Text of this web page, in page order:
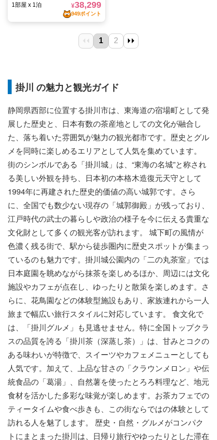
掛川 の魅力と観光ガイド
静岡県西部に位置する掛川市は、東海道の宿場町として発
展した歴史と、日本有数の茶産地としての文化が融合し
た、落ち着いた雰囲気が魅力の観光都市です。歴史とグル
メを同時に楽しめるエリアとして人気を集めています。
街のシンボルである「掛川城」は、“東海の名城”と称され
る美しい外観を持ち、日本初の本格木造復元天守として
1994年に再建された歴史的価値の高い城郭です。さら
に、全国でも数少ない現存の「城郭御殿」が残っており、
江戸時代の武士の暮らしや政治の様子を今に伝える貴重な
文化財として多くの観光客が訪れます。 城下町の風情が
色濃く残る街で、駅から徒歩圏内に歴史スポットが集まっ
ているのも魅力です。掛川城公園内の「二の丸茶室」では
日本庭園を眺めながら抹茶を楽しめるほか、周辺には文化
施設やカフェが点在し、ゆったりと散策を楽しめます。さ
らに、花鳥園などの体験型施設もあり、家族連れから一人
旅まで幅広い旅行スタイルに対応しています。 食文化で
は、「掛川グルメ」も見逃せません。特に全国トップクラ
スの品質を誇る「掛川茶（深蒸し茶）」は、甘みとコクの
ある味わいが特徴で、スイーツやカフェメニューとしても
人気です。加えて、上品な甘さの「クラウンメロン」や伝
統食品の「葛湯」、自然薯を使ったとろろ料理など、地元
食材を活かした多彩な味覚が楽しめます。お茶カフェでの
ティータイムや食べ歩きも、この街ならではの体験として
訪れる人を魅了します。 歴史・自然・グルメがコンパク
トにまとまった掛川は、日帰り旅行やゆったりとした滞在